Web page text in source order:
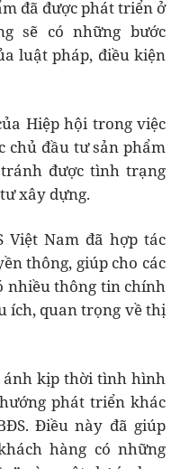
đã được phát triển ở
sẽ có những bước
luật pháp, điều kiện
Hiệp hội trong việc
chủ đầu tư sản phẩm
tránh được tình trạng
xây dựng.
Việt Nam đã hợp tác
thông, giúp cho các
nhiều thông tin chính
ích, quan trọng về thị
ánh kịp thời tình hình
phát triển khác
Điều này đã giúp
hàng có những